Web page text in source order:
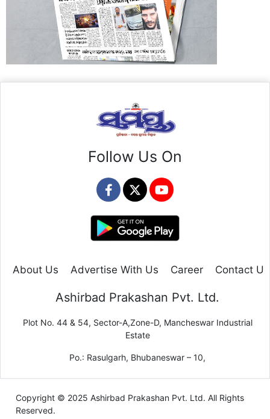
Follow Us On
About Us Advertise With Us Career Contact Us
Ashirbad Prakashan Pvt. Ltd.
Plot No. 44 & 54, Sector-A,Zone-D, Mancheswar Industrial
Estate
Po.: Rasulgarh, Bhubaneswar – 10,
Copyright © 2025 Ashirbad Prakashan Pvt. Ltd. All Rights
Reserved.